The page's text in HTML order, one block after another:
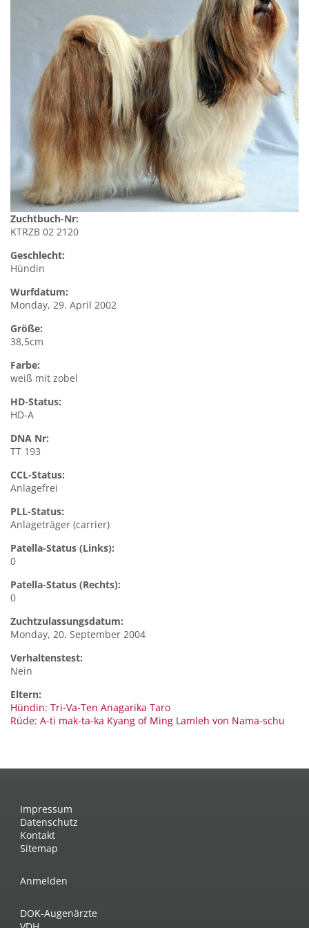
Zuchtbuch-Nr:
KTRZB 02 2120
Geschlecht:
Hündin
Wurfdatum:
Monday, 29. April 2002
Größe:
38,5cm
Farbe:
weiß mit zobel
HD-Status:
HD-A
DNA Nr:
TT 193
CCL-Status:
Anlagefrei
PLL-Status:
Anlageträger (carrier)
Patella-Status (Links):
0
Patella-Status (Rechts):
0
Zuchtzulassungsdatum:
Monday, 20. September 2004
Verhaltenstest:
Nein
Eltern:
Hündin: Tri-Va-Ten Anagarika Taro
Rüde: A-ti mak-ta-ka Kyang of Ming Lamleh von Nama-schu
Impressum
Datenschutz
Kontakt
Sitemap
Anmelden
DOK-Augenärzte